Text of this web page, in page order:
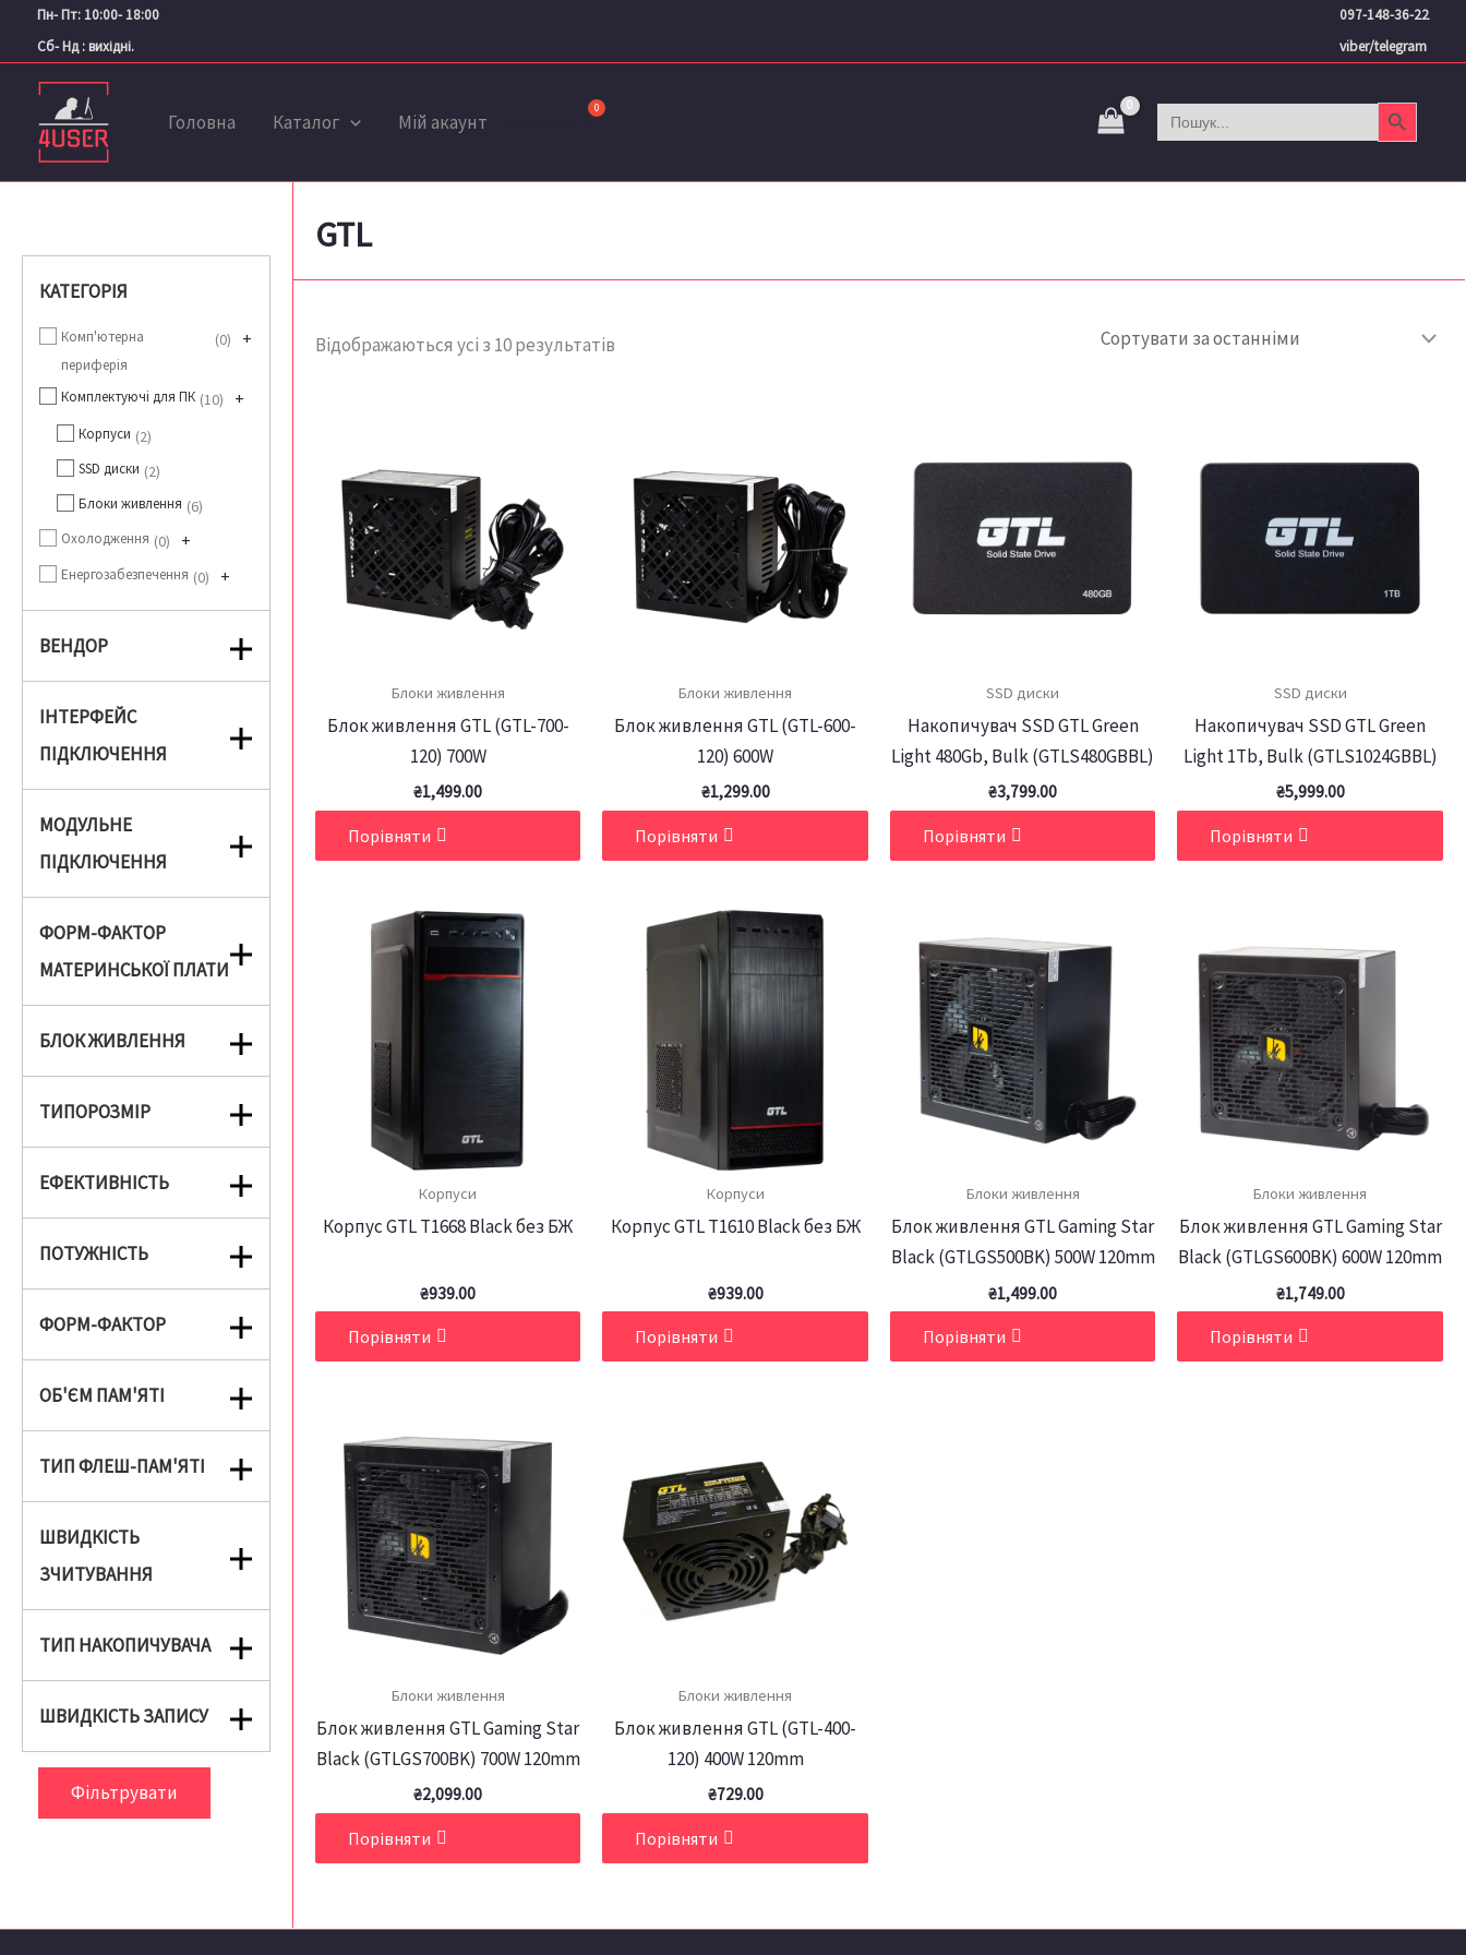
ПерейтиПн- Пт: 10:00- 18:00
Сб- Нд : вихідні.
097-148-36-22
viber/telegram
Головна Каталог Мій акаунт Порівняти Search
for:
Search Button
КАТЕГОРІЯ
Комп'ютерна
периферія
+
0
Комплектуючі для ПК +
10
Корпуси 2
SSD диски 2
Блоки живлення 6
Охолодження +
0
Енергозабезпечення +
0
ВЕНДОР
ІНТЕРФЕЙС
ПІДКЛЮЧЕННЯ
МОДУЛЬНЕ
ПІДКЛЮЧЕННЯ
ФОРМ-ФАКТОР
МАТЕРИНСЬКОЇ ПЛАТИ
БЛОК ЖИВЛЕННЯ
ТИПОРОЗМІР
ЕФЕКТИВНІСТЬ
ПОТУЖНІСТЬ
ФОРМ-ФАКТОР
ОБ'ЄМ ПАМ'ЯТІ
ТИП ФЛЕШ-ПАМ'ЯТІ
ШВИДКІСТЬ
ЗЧИТУВАННЯ
ТИП НАКОПИЧУВАЧА
ШВИДКІСТЬ ЗАПИСУ
Фільтрувати
GTL
Відображаються усі з 10 результатів
Блоки живлення
Блок живлення GTL (GTL-700-
120) 700W
₴1,499.00
Порівняти
Блоки живлення
Блок живлення GTL (GTL-600-
120) 600W
₴1,299.00
Порівняти
SSD диски
Накопичувач SSD GTL Green
Light 480Gb, Bulk (GTLS480GBBL)
₴3,799.00
Порівняти
SSD диски
Накопичувач SSD GTL Green
Light 1Tb, Bulk (GTLS1024GBBL)
₴5,999.00
Порівняти
Корпуси
Корпус GTL T1668 Black без БЖ
₴939.00
Порівняти
Корпуси
Корпус GTL T1610 Black без БЖ
₴939.00
Порівняти
Блоки живлення
Блок живлення GTL Gaming Star
Black (GTLGS500BK) 500W 120mm
₴1,499.00
Порівняти
Блоки живлення
Блок живлення GTL Gaming Star
Black (GTLGS600BK) 600W 120mm
₴1,749.00
Порівняти
Блоки живлення
Блок живлення GTL Gaming Star
Black (GTLGS700BK) 700W 120mm
₴2,099.00
Порівняти
Блоки живлення
Блок живлення GTL (GTL-400-
120) 400W 120mm
₴729.00
Порівняти